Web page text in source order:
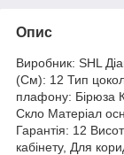
Опис
Виробник: SHL
(См): 12 Тип
плафону: Бірюза
Скло Матеріал
Гарантія: 12
кабінету, Для